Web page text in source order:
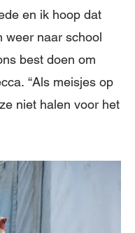
en ik hoop dat
weer naar school
best doen om
“Als meisjes op
niet halen voor het